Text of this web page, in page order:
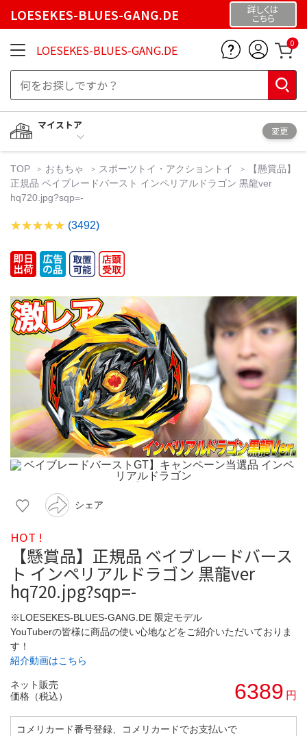
LOESEKES-BLUES-GANG.DE 詳しくは
こちら
LOESEKES-BLUES-GANG.DE 0
マイストア
変更
TOP おもちゃ スポーツトイ・アクショントイ
【懸賞品】
正規品 ベイブレードバースト インペリアルドラゴン 黒龍ver
hq720.jpg?sqp=-
(3492)
シェア
HOT !
【懸賞品】正規品 ベイブレードバース
ト インペリアルドラゴン 黒龍ver
hq720.jpg?sqp=-
※LOESEKES-BLUES-GANG.DE 限定モデル
YouTuberの皆様に商品の使い心地などをご紹介いただいておりま
す！
紹介動画はこちら
ネット販売
価格（税込）
6389 円
コメリカード番号登録、コメリカードでお支払いで